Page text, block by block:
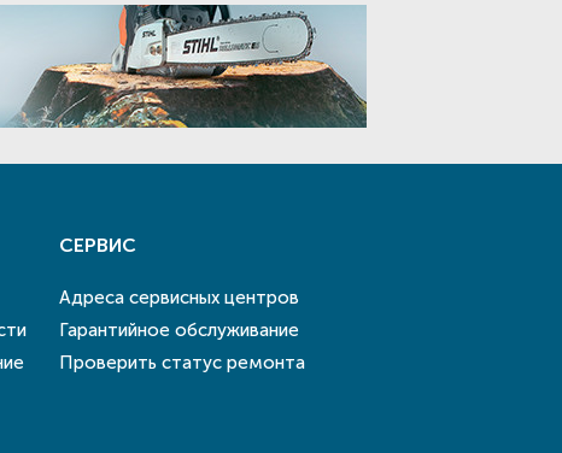
СЕРВИС
Адреса сервисных центров
Гарантийное обслуживание
Проверить статус ремонта